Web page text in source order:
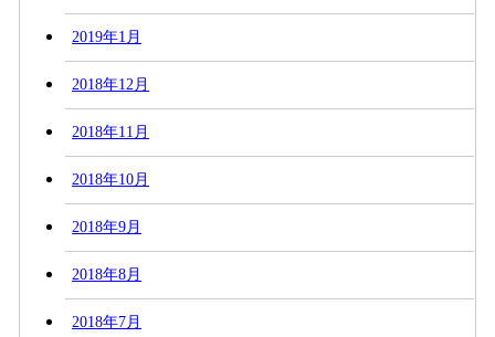
2019年1月
2018年12月
2018年11月
2018年10月
2018年9月
2018年8月
2018年7月